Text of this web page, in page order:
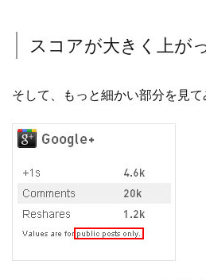
スコアが大きく上が
そして、もっと細かい部分を見て